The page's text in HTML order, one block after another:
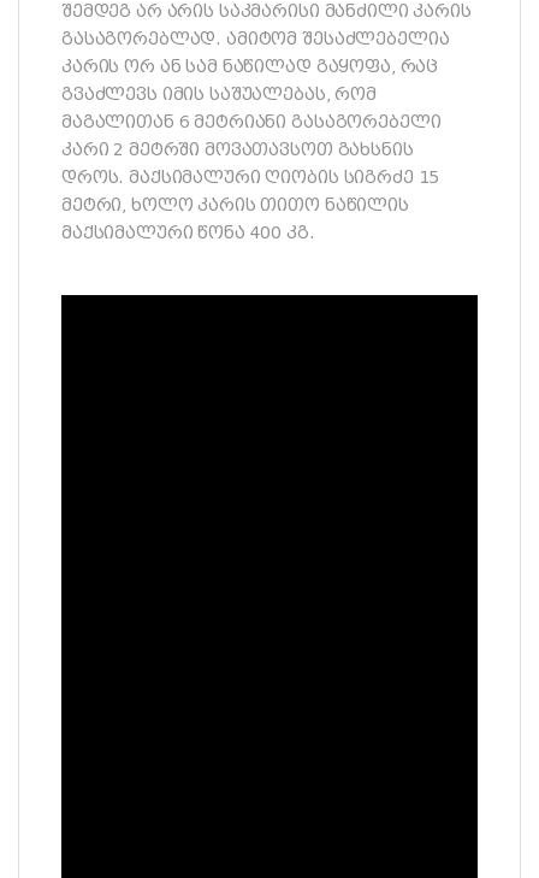
შემდეგ არ არის საკმარისი მანძილი კარის
გასაგორებლად. ამიტომ შესაძლებელია
კარის ორ ან სამ ნაწილად გაყოფა, რაც
გვაძლევს იმის საშუალებას, რომ
მაგალითან 6 მეტრიანი გასაგორებელი
კარი 2 მეტრში მოვათავსოთ გახსნის
დროს. მაქსიმალური ღიობის სიგრძე 15
მეტრი, ხოლო კარის თითო ნაწილის
მაქსიმალური წონა 400 კგ.